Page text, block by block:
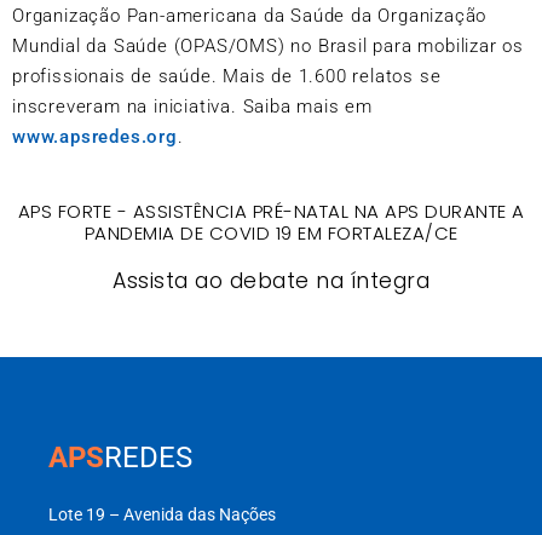
Organização Pan-americana da Saúde da Organização
Mundial da Saúde (OPAS/OMS) no Brasil para mobilizar os
profissionais de saúde. Mais de 1.600 relatos se
inscreveram na iniciativa. Saiba mais em
www.apsredes.org.
APS FORTE - ASSISTÊNCIA PRÉ-NATAL NA APS DURANTE A
PANDEMIA DE COVID 19 EM FORTALEZA/CE
Assista ao debate na íntegra
APSREDES
Lote 19 – Avenida das Nações